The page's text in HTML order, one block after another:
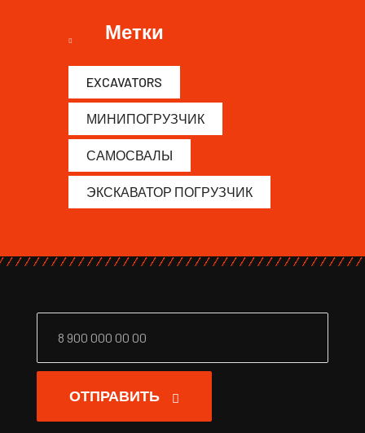
Метки
EXCAVATORS
МИНИПОГРУЗЧИК
САМОСВАЛЫ
ЭКСКАВАТОР ПОГРУЗЧИК
ОТПРАВИТЬ